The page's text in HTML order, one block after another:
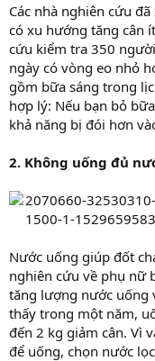
Các nhà nghiên cứu
có xu hướng tăng cân
cứu kiểm tra 350
ngày có vòng eo nhỏ
gồm bữa sáng trong
hợp lý: Nếu bạn bỏ
khả năng bị đói hơn
2. Không uống đủ
Nước uống giúp đốt
nghiên cứu về phụ nữ
tăng lượng nước uống
thấy trong một năm,
đến 2 kg giảm cân. Vì
để uống, chọn nước lọc